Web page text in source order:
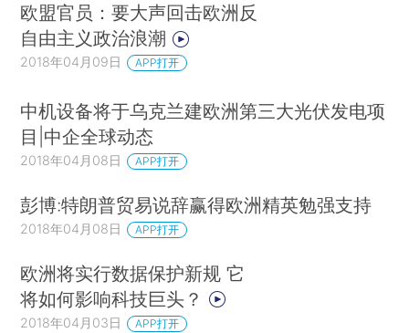
欧盟官员：要大声回击欧洲反
自由主义政治浪潮
2018年04月09日 APP打开
中机设备将于乌克兰建欧洲第三大光伏发电项
目|中企全球动态
2018年04月08日 APP打开
彭博:特朗普贸易说辞赢得欧洲精英勉强支持
2018年04月08日 APP打开
欧洲将实行数据保护新规 它
将如何影响科技巨头？
2018年04月03日 APP打开